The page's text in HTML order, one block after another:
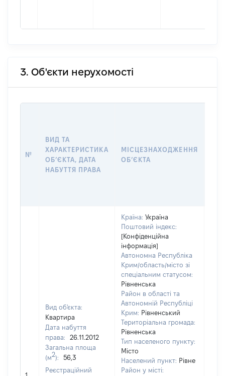
3. Об'єкти нерухомості
№
ВИД ТА
ХАРАКТЕРИСТИКА
ОБʼЄКТА, ДАТА
НАБУТТЯ ПРАВА
МІСЦЕЗНАХОДЖЕННЯ
ОБʼЄКТА
Вид об'єкта:
Квартира
Дата набуття
права:
26.11.2012
Загальна площа
(м2):
56,3
Реєстраційний
Країна: Україна
Поштовий індекс:
[Конфіденційна
інформація]
Автономна Республіка
Крим/область/місто зі
спеціальним статусом:
Рівненська
Район в області та
Автономній Республіці
Крим: Рівненський
Територіальна громада:
Рівненська
Тип населеного пункту:
Місто
Населений пункт: Рівне
Район у місті: